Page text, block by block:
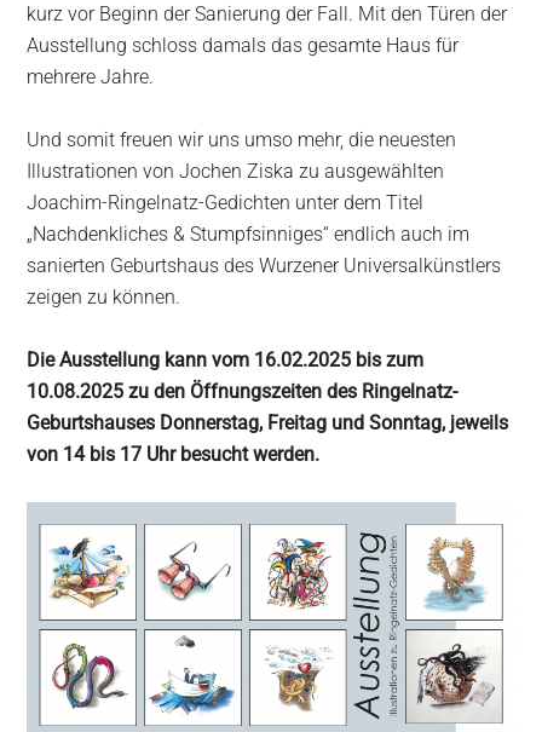
kurz vor Beginn der Sanierung der Fall. Mit den Türen der
Ausstellung schloss damals das gesamte Haus für
mehrere Jahre.
Und somit freuen wir uns umso mehr, die neuesten
Illustrationen von Jochen Ziska zu ausgewählten
Joachim-Ringelnatz-Gedichten unter dem Titel
„Nachdenkliches & Stumpfsinniges“ endlich auch im
sanierten Geburtshaus des Wurzener Universalkünstlers
zeigen zu können.
Die Ausstellung kann vom 16.02.2025 bis zum
10.08.2025 zu den Öffnungszeiten des Ringelnatz-
Geburtshauses Donnerstag, Freitag und Sonntag, jeweils
von 14 bis 17 Uhr besucht werden.